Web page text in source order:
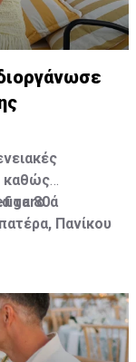
καθώς
τα 80ά
Πανίκου